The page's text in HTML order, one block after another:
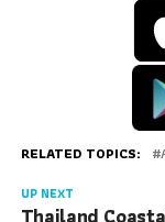
RELATED TOPICS:
UP NEXT